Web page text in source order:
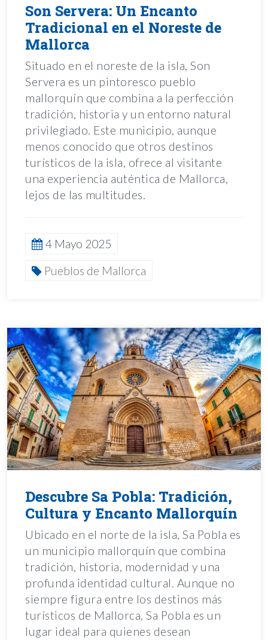
Son Servera: Un Encanto
Tradicional en el Noreste de
Mallorca
Situado en el noreste de la isla, Son
Servera es un pintoresco pueblo
mallorquín que combina a la perfección
tradición, historia y un entorno natural
privilegiado. Este municipio, aunque
menos conocido que otros destinos
turísticos de la isla, ofrece al visitante
una experiencia auténtica de Mallorca,
lejos de las multitudes.
4 Mayo 2025
Pueblos de Mallorca
Descubre Sa Pobla: Tradición,
Cultura y Encanto Mallorquín
Ubicado en el norte de la isla, Sa Pobla es
un municipio mallorquín que combina
tradición, historia, modernidad y una
profunda identidad cultural. Aunque no
siempre figura entre los destinos más
turísticos de Mallorca, Sa Pobla es un
lugar ideal para quienes desean